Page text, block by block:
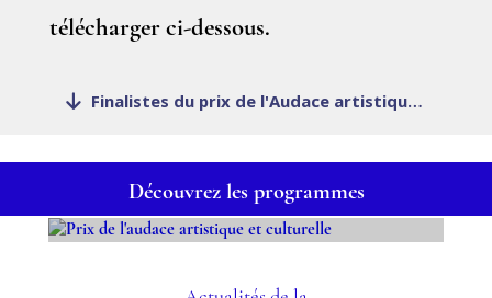
télécharger ci-dessous.
Finalistes du prix de l'Audace artistique et culturelle 2018
Découvrez les programmes
PRIX DE L'AUDACE